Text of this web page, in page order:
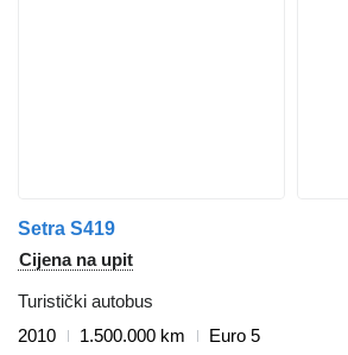
Setra S419
Cijena na upit
Turistički autobus
2010
1.500.000 km
Euro 5